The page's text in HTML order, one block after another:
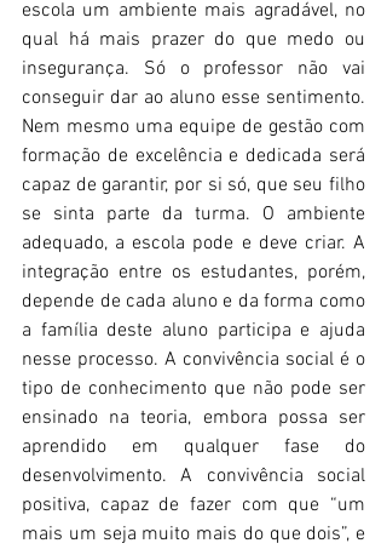
escola um ambiente mais agradável, no
qual há mais prazer do que medo ou
insegurança. Só o professor não vai
conseguir dar ao aluno esse sentimento.
Nem mesmo uma equipe de gestão com
formação de excelência e dedicada será
capaz de garantir, por si só, que seu filho
se sinta parte da turma. O ambiente
adequado, a escola pode e deve criar. A
integração entre os estudantes, porém,
depende de cada aluno e da forma como
a família deste aluno participa e ajuda
nesse processo. A convivência social é o
tipo de conhecimento que não pode ser
ensinado na teoria, embora possa ser
aprendido em qualquer fase do
desenvolvimento. A convivência social
positiva, capaz de fazer com que “um
mais um seja muito mais do que dois”, e